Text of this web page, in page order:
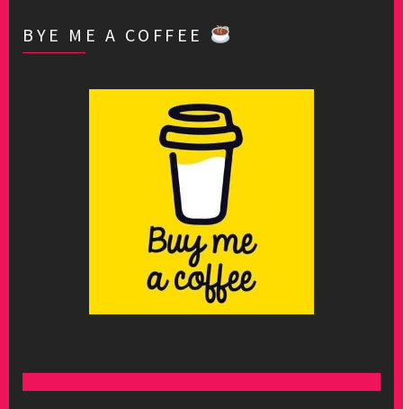
BYE ME A COFFEE